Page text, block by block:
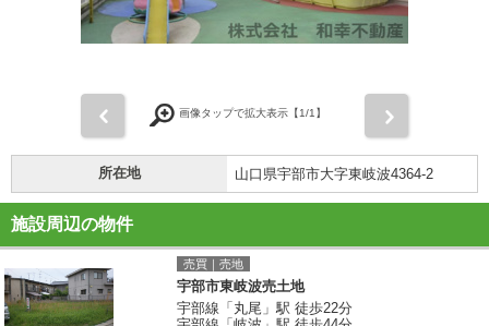
画像タップで拡大表示【1/1】
所在地 山口県宇部市大字東岐波4364-2
施設周辺の物件
売買｜売地
宇部市東岐波売土地
宇部線「丸尾」駅 徒歩22分